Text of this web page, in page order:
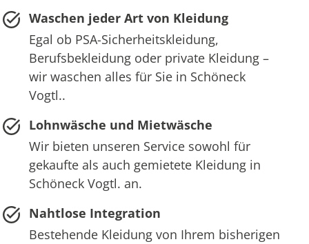
Waschen jeder Art von Kleidung
Egal ob PSA-Sicherheitskleidung,
Berufsbekleidung oder private Kleidung –
wir waschen alles für Sie in Schöneck
Vogtl..
Lohnwäsche und Mietwäsche
Wir bieten unseren Service sowohl für
gekaufte als auch gemietete Kleidung in
Schöneck Vogtl. an.
Nahtlose Integration
Bestehende Kleidung von Ihrem bisherigen